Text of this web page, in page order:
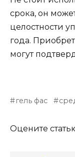
срока, он
целостности
года.
могут
гель фас
Оцените